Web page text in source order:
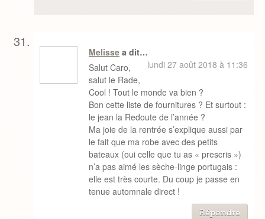
Melissea dit…
lundi 27 août 2018 à 11:36
Salut Caro,
salut le Rade,
Cool ! Tout le monde va bien ?
Bon cette liste de fournitures ? Et surtout :
le jean la Redoute de l’année ?
Ma joie de la rentrée s’explique aussi par
le fait que ma robe avec des petits
bateaux (oui celle que tu as « prescris »)
n’a pas aimé les sèche-linge portugais :
elle est très courte. Du coup je passe en
tenue automnale direct !
Répondre